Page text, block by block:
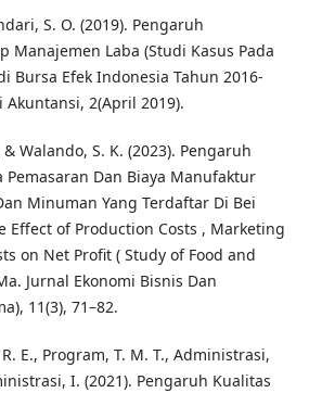
S. O. (2019). Pengaruh
Manajemen Laba (Studi Kasus Pada
Bursa Efek Indonesia Tahun 2016-
Akuntansi, 2(April 2019).
Walando, S. K. (2023). Pengaruh
Pemasaran Dan Biaya Manufaktur
Minuman Yang Terdaftar Di Bei
Effect of Production Costs , Marketing
on Net Profit ( Study of Food and
Jurnal Ekonomi Bisnis Dan
11(3), 71–82.
E., Program, T. M. T., Administrasi,
I. (2021). Pengaruh Kualitas